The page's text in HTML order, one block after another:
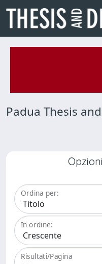
Padua Thesis
Opzioni
Ordina per:
In ordine:
Risultati/Pagina